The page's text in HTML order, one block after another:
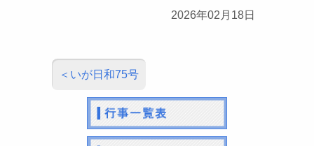
2026年02月18日
いが日和75号